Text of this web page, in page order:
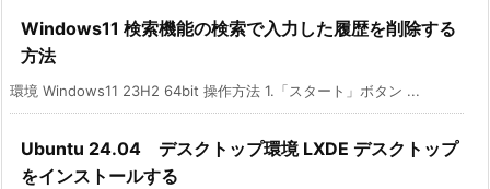
Windows11 検索機能の検索で入力した履歴を削除する
方法
環境 Windows11 23H2 64bit 操作方法 1.「スタート」ボタン ...
Ubuntu 24.04 デスクトップ環境 LXDE デスクトップ
をインストールする